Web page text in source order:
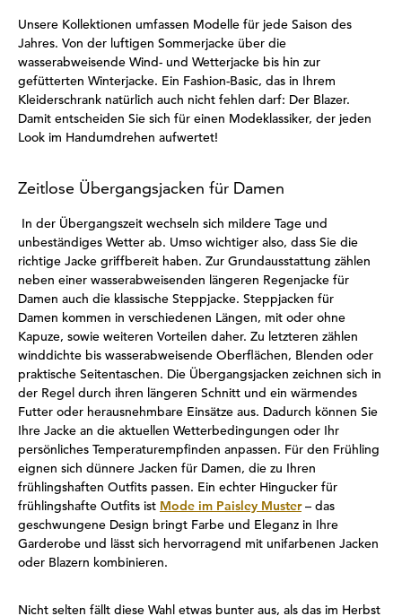
Unsere Kollektionen umfassen Modelle für jede Saison des
Jahres. Von der luftigen Sommerjacke über die
wasserabweisende Wind- und Wetterjacke bis hin zur
gefütterten Winterjacke. Ein Fashion-Basic, das in Ihrem
Kleiderschrank natürlich auch nicht fehlen darf: Der Blazer.
Damit entscheiden Sie sich für einen Modeklassiker, der jeden
Look im Handumdrehen aufwertet!
Zeitlose Übergangsjacken für Damen
In der Übergangszeit wechseln sich mildere Tage und
unbeständiges Wetter ab. Umso wichtiger also, dass Sie die
richtige Jacke griffbereit haben. Zur Grundausstattung zählen
neben einer wasserabweisenden längeren Regenjacke für
Damen auch die klassische Steppjacke. Steppjacken für
Damen kommen in verschiedenen Längen, mit oder ohne
Kapuze, sowie weiteren Vorteilen daher. Zu letzteren zählen
winddichte bis wasserabweisende Oberflächen, Blenden oder
praktische Seitentaschen. Die Übergangsjacken zeichnen sich in
der Regel durch ihren längeren Schnitt und ein wärmendes
Futter oder herausnehmbare Einsätze aus. Dadurch können Sie
Ihre Jacke an die aktuellen Wetterbedingungen oder Ihr
persönliches Temperaturempfinden anpassen. Für den Frühling
eignen sich dünnere Jacken für Damen, die zu Ihren
frühlingshaften Outfits passen. Ein echter Hingucker für
frühlingshafte Outfits ist Mode im Paisley Muster– das
geschwungene Design bringt Farbe und Eleganz in Ihre
Garderobe und lässt sich hervorragend mit unifarbenen Jacken
oder Blazern kombinieren.
Nicht selten fällt diese Wahl etwas bunter aus, als das im Herbst